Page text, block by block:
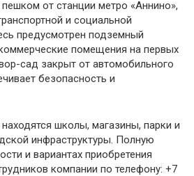
от станции метро «Аннино»,
и социальной
предусмотрен подземный
помещения на первых
сад закрыт от автомобильного
безопасность и
школы, магазины, парки и
инфраструктуры. Полную
и вариантах приобретения
компании по телефону: +7